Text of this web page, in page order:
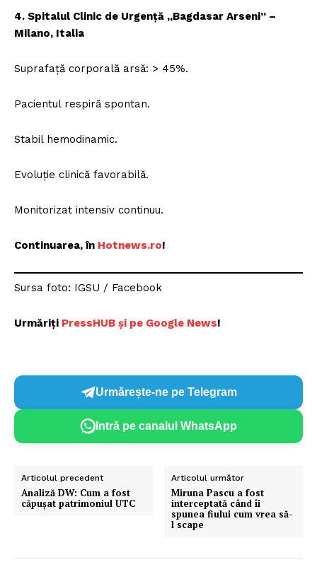
4. Spitalul Clinic de Urgență „Bagdasar Arseni” –
Milano, Italia
Suprafață corporală arsă: > 45%.
Pacientul respiră spontan.
Stabil hemodinamic.
Evoluție clinică favorabilă.
Monitorizat intensiv continuu.
Continuarea, în Hotnews.ro!
Sursa foto: IGSU / Facebook
Urmăriți PressHUB și pe Google News!
Urmărește-ne pe Telegram
Intră pe canalul WhatsApp
Articolul precedent
Analiză DW: Cum a fost
căpușat patrimoniul UTC
Articolul următor
Miruna Pascu a fost
interceptată când îi
spunea fiului cum vrea să-
l scape